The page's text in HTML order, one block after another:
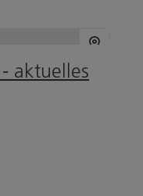
aktuelles